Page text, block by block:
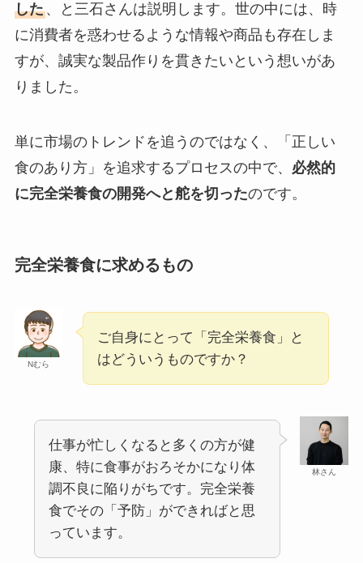
した、と三石さんは説明します。世の中には、時
に消費者を惑わせるような情報や商品も存在しま
すが、誠実な製品作りを貫きたいという想いがあ
りました。
単に市場のトレンドを追うのではなく、「正しい
食のあり方」を追求するプロセスの中で、 必然的
に完全栄養食の開発へと舵を切ったのです。
完全栄養食に求めるもの
Nむら
ご自身にとって「完全栄養食」と
はどういうものですか？
林さん
仕事が忙しくなると多くの方が健
康、特に食事がおろそかになり体
調不良に陥りがちです。完全栄養
食でその「予防」ができればと思
っています。